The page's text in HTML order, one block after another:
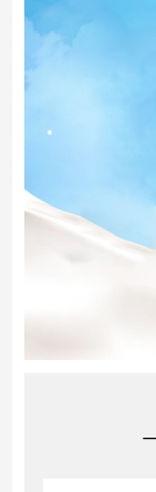
继续
€11.60
Lactrase
粒盒 缓解乳
继续
商
取消